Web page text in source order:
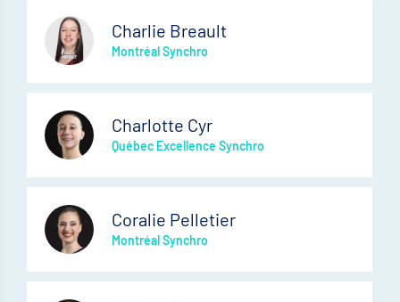
Charlie Breault
Montréal Synchro
Charlotte Cyr
Québec Excellence Synchro
Coralie Pelletier
Montréal Synchro